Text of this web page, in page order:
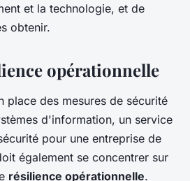
et la technologie, et de
obtenir.
opérationnelle
place des mesures de sécurité
d'information, un service
pour une entreprise de
également se concentrer sur
résilience opérationnelle.